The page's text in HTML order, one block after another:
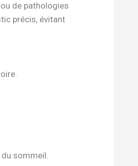
de pathologies
précis, évitant
sommeil.